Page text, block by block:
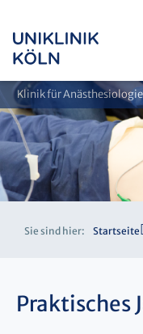
Klinik für
Sie sind hier: Startseite
Praktisches